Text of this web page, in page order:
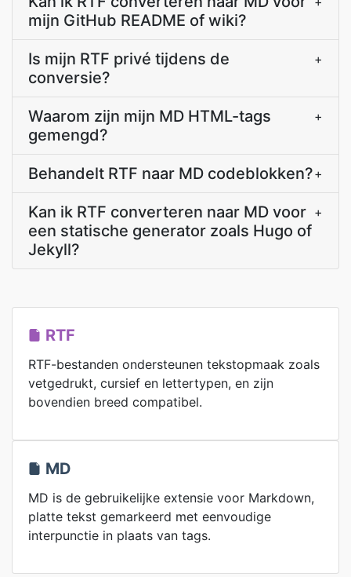
mijn GitHub README of wiki?
Is mijn RTF privé tijdens de
conversie?
+
Waarom zijn mijn MD HTML-tags
gemengd?
+
Behandelt RTF naar MD codeblokken?+
Kan ik RTF converteren naar MD voor
een statische generator zoals Hugo of
Jekyll?
+
RTF
RTF-bestanden ondersteunen tekstopmaak zoals
vetgedrukt, cursief en lettertypen, en zijn
bovendien breed compatibel.
MD
MD is de gebruikelijke extensie voor Markdown,
platte tekst gemarkeerd met eenvoudige
interpunctie in plaats van tags.